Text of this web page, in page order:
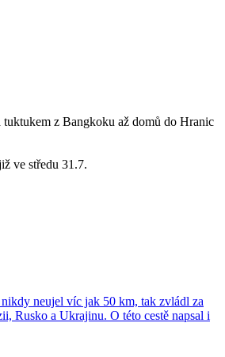
tuktukem z Bangkoku až domů do Hranic
ve středu 31.7.
neujel víc jak 50 km, tak zvládl za
Rusko a Ukrajinu. O této cestě napsal i